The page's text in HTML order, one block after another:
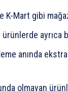
K-Mart gibi
ayrıca
anında
olmayan